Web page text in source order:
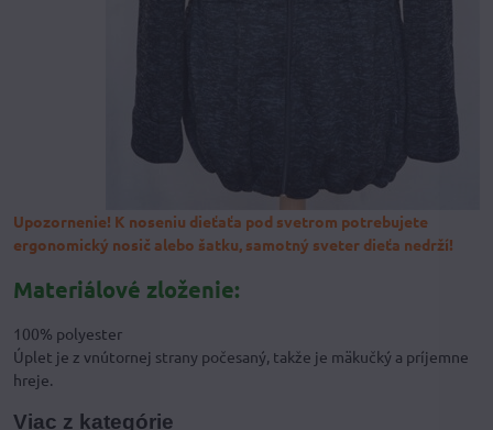
Upozornenie! K noseniu dieťaťa pod svetrom potrebujete
ergonomický nosič alebo šatku, samotný sveter dieťa nedrží!
Materiálové zloženie:
100% polyester
Úplet je z vnútornej strany počesaný, takže je mäkučký a príjemne
hreje.
Viac z kategórie